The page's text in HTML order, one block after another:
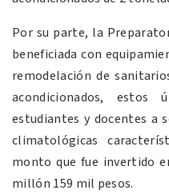
Por su parte, la
beneficiada con
remodelación de
acondicionados,
estudiantes y docentes a
climatológicas
monto que fue invertido
millón 159 mil pesos.